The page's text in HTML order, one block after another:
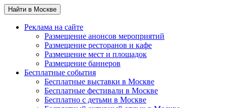
Найти в Москве
Реклама на сайте
Размещение анонсов мероприятий
Размещение ресторанов и кафе
Размещение мест и площадок
Размещение баннеров
Бесплатные события
Бесплатные выставки в Москве
Бесплатные фестивали в Москве
Бесплатно с детьми в Москве